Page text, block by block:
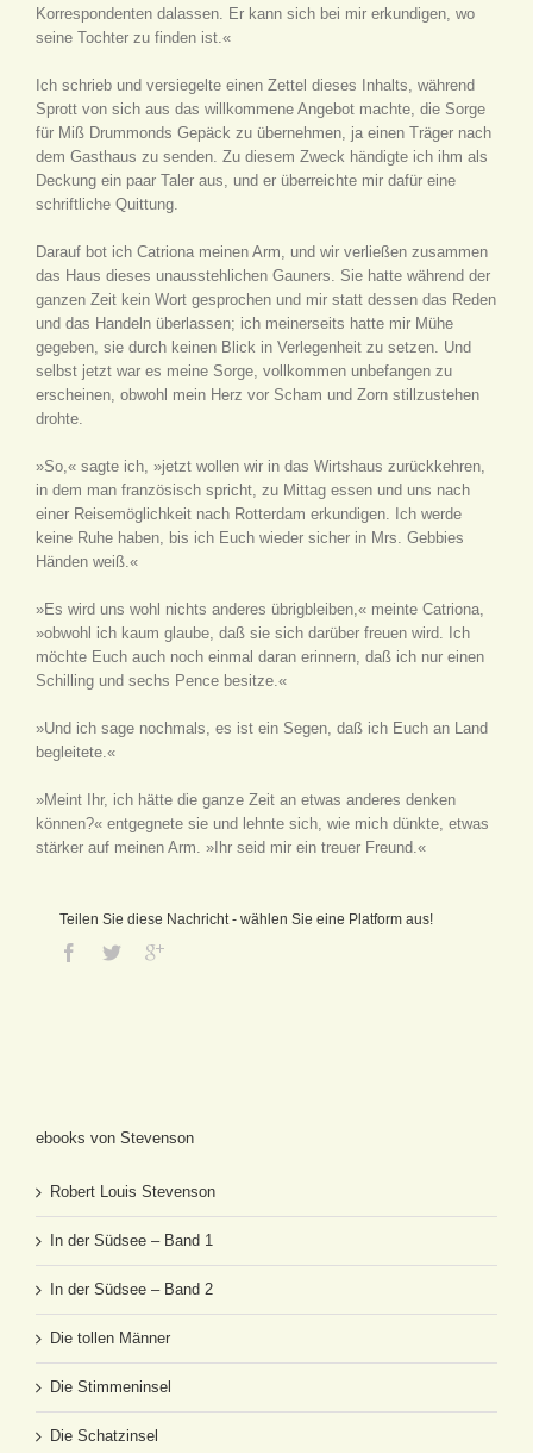
Korrespondenten dalassen. Er kann sich bei mir erkundigen, wo
seine Tochter zu finden ist.«
Ich schrieb und versiegelte einen Zettel dieses Inhalts, während
Sprott von sich aus das willkommene Angebot machte, die Sorge
für Miß Drummonds Gepäck zu übernehmen, ja einen Träger nach
dem Gasthaus zu senden. Zu diesem Zweck händigte ich ihm als
Deckung ein paar Taler aus, und er überreichte mir dafür eine
schriftliche Quittung.
Darauf bot ich Catriona meinen Arm, und wir verließen zusammen
das Haus dieses unausstehlichen Gauners. Sie hatte während der
ganzen Zeit kein Wort gesprochen und mir statt dessen das Reden
und das Handeln überlassen; ich meinerseits hatte mir Mühe
gegeben, sie durch keinen Blick in Verlegenheit zu setzen. Und
selbst jetzt war es meine Sorge, vollkommen unbefangen zu
erscheinen, obwohl mein Herz vor Scham und Zorn stillzustehen
drohte.
»So,« sagte ich, »jetzt wollen wir in das Wirtshaus zurückkehren,
in dem man französisch spricht, zu Mittag essen und uns nach
einer Reisemöglichkeit nach Rotterdam erkundigen. Ich werde
keine Ruhe haben, bis ich Euch wieder sicher in Mrs. Gebbies
Händen weiß.«
»Es wird uns wohl nichts anderes übrigbleiben,« meinte Catriona,
»obwohl ich kaum glaube, daß sie sich darüber freuen wird. Ich
möchte Euch auch noch einmal daran erinnern, daß ich nur einen
Schilling und sechs Pence besitze.«
»Und ich sage nochmals, es ist ein Segen, daß ich Euch an Land
begleitete.«
»Meint Ihr, ich hätte die ganze Zeit an etwas anderes denken
können?« entgegnete sie und lehnte sich, wie mich dünkte, etwas
stärker auf meinen Arm. »Ihr seid mir ein treuer Freund.«
Teilen Sie diese Nachricht - wählen Sie eine Platform aus!
ebooks von Stevenson
Robert Louis Stevenson
In der Südsee – Band 1
In der Südsee – Band 2
Die tollen Männer
Die Stimmeninsel
Die Schatzinsel